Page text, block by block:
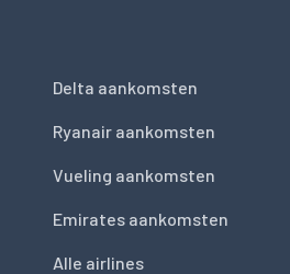
Delta aankomsten
Ryanair aankomsten
Vueling aankomsten
Emirates aankomsten
Alle airlines